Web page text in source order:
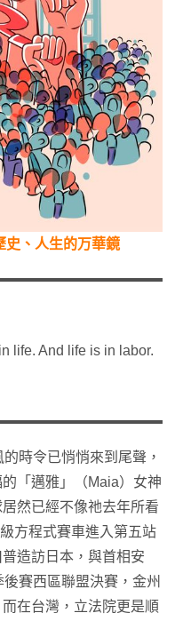
史、人生的万華鏡
life. And life is in labor.
時令已悄悄來到尾聲，
「邁雅」（Maia）女神
然已經不像祂去年所看
方程式賽車進入第五站
造訪日本，與首相安
賽西區聯盟決賽，金州
在台灣，立法院更是順